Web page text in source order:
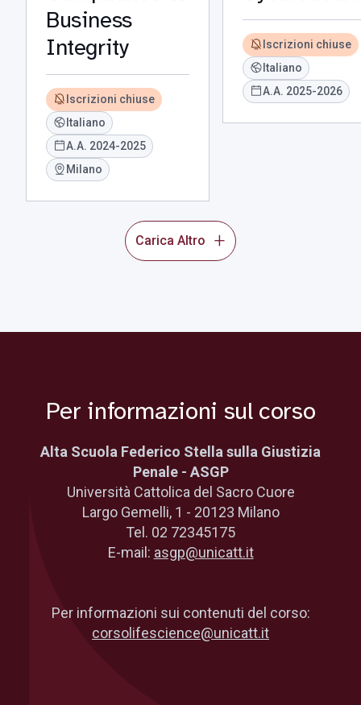
Business
Integrity
Iscrizioni chiuse
Italiano
A.A. 2024-2025
Milano
Iscrizioni chiuse
Italiano
A.A. 2025-2026
Carica Altro
Per informazioni sul corso
Alta Scuola Federico Stella sulla Giustizia
Penale - ASGP
Università Cattolica del Sacro Cuore
Largo Gemelli, 1 - 20123 Milano
Tel. 02 72345175
E-mail: asgp@unicatt.it
Per informazioni sui contenuti del corso:
corsolifescience@unicatt.it